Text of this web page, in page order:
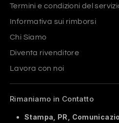
Termini e condizioni del
Informativa sui rimborsi
Chi Siamo
Diventa rivenditore
Lavora con noi
Rimaniamo in Contatto
Stampa, PR,